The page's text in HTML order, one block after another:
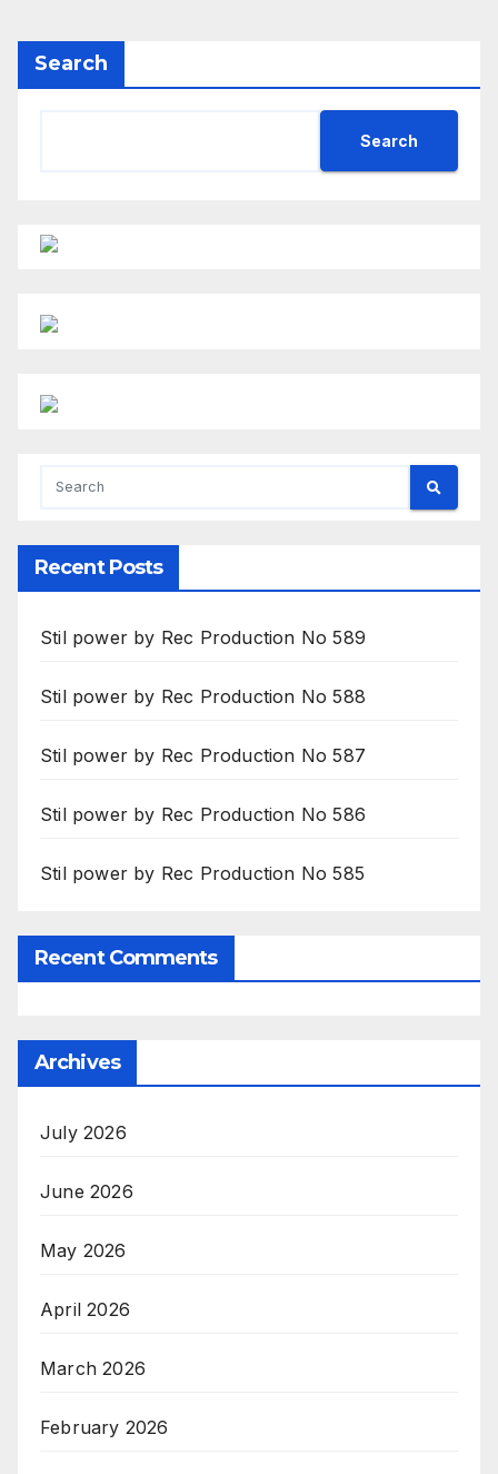
Search
Search
Recent Posts
Stil power by Rec Production No 589
Stil power by Rec Production No 588
Stil power by Rec Production No 587
Stil power by Rec Production No 586
Stil power by Rec Production No 585
Recent Comments
Archives
July 2026
June 2026
May 2026
April 2026
March 2026
February 2026